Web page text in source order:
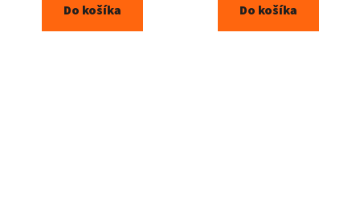
Do košíka Do košíka